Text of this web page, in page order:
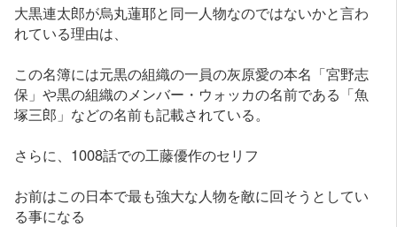
大黒連太郎が烏丸蓮耶と同一人物なのではないかと言わ
れている理由は、
この名簿には元黒の組織の一員の灰原愛の本名「宮野志
保」や黒の組織のメンバー・ウォッカの名前である「魚
塚三郎」などの名前も記載されている。
さらに、1008話での工藤優作のセリフ
お前はこの日本で最も強大な人物を敵に回そうとしてい
る事になる